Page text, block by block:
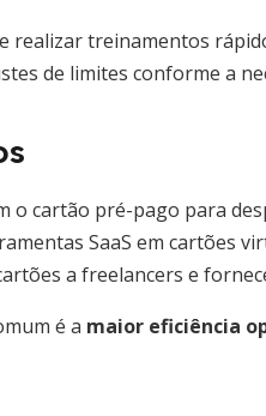
realizar treinamentos
de limites conforme a
cartão pré-pago para
SaaS em cartões
a freelancers e
é a maior eficiência